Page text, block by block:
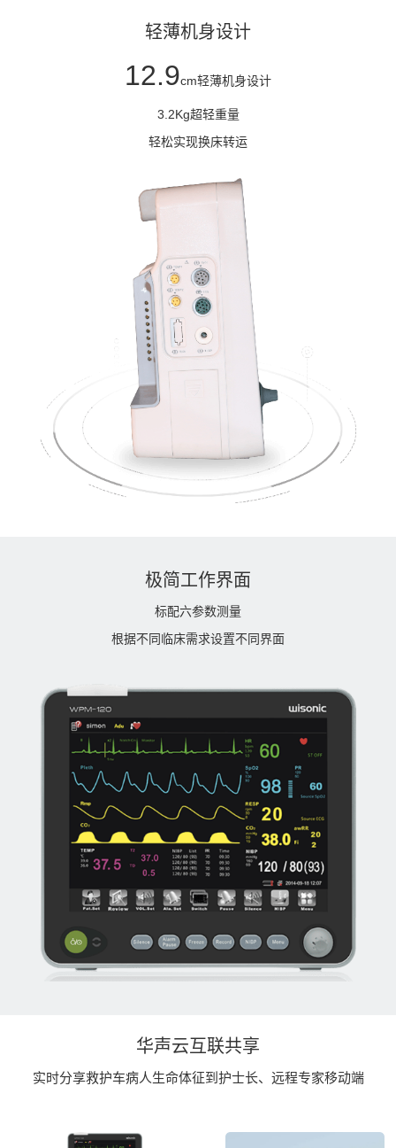
轻薄机身设计
12.9cm轻薄机身设计
3.2Kg超轻重量
轻松实现换床转运
极简工作界面
标配六参数测量
根据不同临床需求设置不同界面
华声云互联共享
实时分享救护车病人生命体征到护士长、远程专家移动端